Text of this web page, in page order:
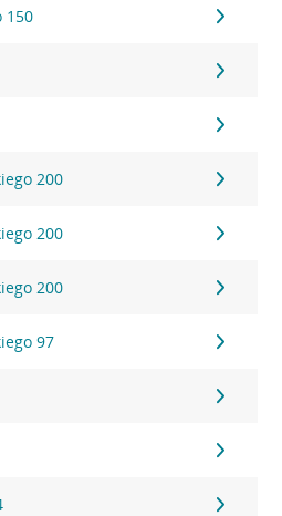
150
200
200
200
97